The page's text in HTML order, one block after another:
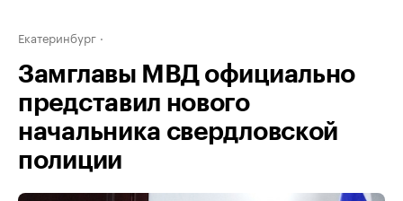
Екатеринбург
Замглавы МВД официально
представил нового
начальника свердловской
полиции